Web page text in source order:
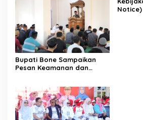
Bupati Bone Sampaikan
Pesan Keamanan dan
Notice)